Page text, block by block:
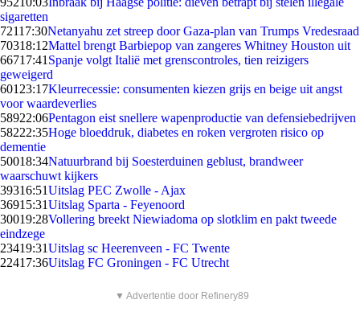
sigaretten
72117:30Netanyahu zet streep door Gaza-plan van Trumps Vredesraad
70318:12Mattel brengt Barbiepop van zangeres Whitney Houston uit
66717:41 Spanje volgt Italië met grenscontroles, tien reizigers
geweigerd
601 23:17Kleurrecessie: consumenten kiezen grijs en beige uit angst
voor waardeverlies
58922:06Pentagon eist snellere wapenproductie van defensiebedrijven
58222:35Hoge bloeddruk, diabetes en roken vergroten risico op
dementie
50018:34Natuurbrand bij Soesterduinen geblust, brandweer
waarschuwt kijkers
39316:51Uitslag PEC Zwolle - Ajax
36915:31Uitslag Sparta - Feyenoord
30019:28Vollering breekt Niewiadoma op slotklim en pakt tweede
eindzege
23419:31Uitslag sc Heerenveen - FC Twente
22417:36Uitslag FC Groningen - FC Utrecht
▼ Advertentie door Refinery89